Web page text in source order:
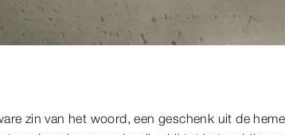
zin van het woord, een geschenk uit de